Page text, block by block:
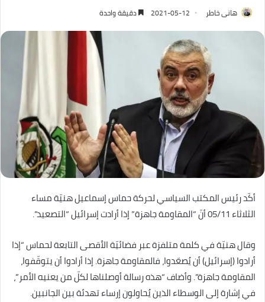
هانى خاطر 2021-05-12 دقيقة واحدة
أكّد رئيس المكتب السياسي لحركة حماس إسماعيل هنيّة مساء
الثلاثاء 05/11 أنّ “المقاومة جاهزة” إذا أرادت إسرائيل “التصعيد”.
وقال هنيّة في كلمة متلفزة عبر فضائيّة الأقصى التابعة لحماس “إذا
أرادوا (إسرائيل) أن يُصعّدوا، فالمقاومة جاهزة. إذا أرادوا أن يتوقّفوا،
المقاومة جاهزة”. وأضاف “هذه رسالة أوصلناها لكلّ من يعنيه الأمر”،
في إشارة إلى الوسطاء الذين يُحاولون إرساء تهدئة بين الجانبين.